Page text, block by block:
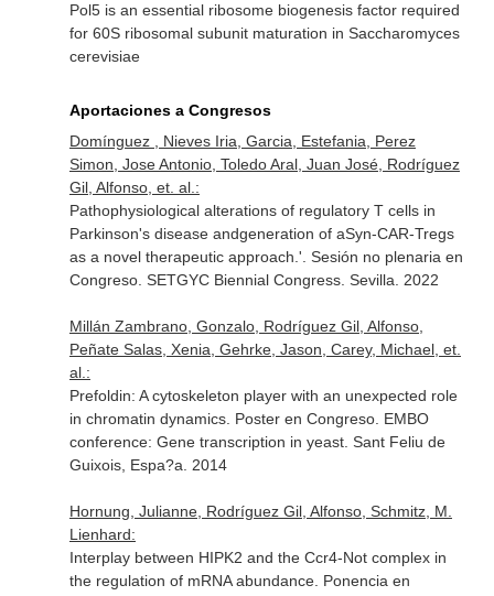
Pol5 is an essential ribosome biogenesis factor required
for 60S ribosomal subunit maturation in Saccharomyces
cerevisiae
Aportaciones a Congresos
Domínguez , Nieves Iria, Garcia, Estefania, Perez
Simon, Jose Antonio, Toledo Aral, Juan José, Rodríguez
Gil, Alfonso, et. al.:
Pathophysiological alterations of regulatory T cells in
Parkinson's disease andgeneration of aSyn-CAR-Tregs
as a novel therapeutic approach.'. Sesión no plenaria en
Congreso. SETGYC Biennial Congress. Sevilla. 2022
Millán Zambrano, Gonzalo, Rodríguez Gil, Alfonso,
Peñate Salas, Xenia, Gehrke, Jason, Carey, Michael, et.
al.:
Prefoldin: A cytoskeleton player with an unexpected role
in chromatin dynamics. Poster en Congreso. EMBO
conference: Gene transcription in yeast. Sant Feliu de
Guixois, Espa?a. 2014
Hornung, Julianne, Rodríguez Gil, Alfonso, Schmitz, M.
Lienhard:
Interplay between HIPK2 and the Ccr4-Not complex in
the regulation of mRNA abundance. Ponencia en